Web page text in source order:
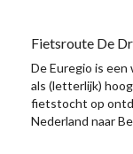
Fietsroute De
De Euregio is
als (letterlijk)
fietstocht op
Nederland naar